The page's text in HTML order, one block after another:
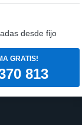
desde fijo
GRATIS!
813